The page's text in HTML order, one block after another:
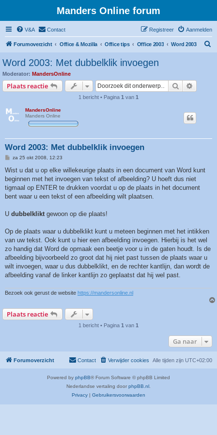
Manders Online forum
V&A Contact Aanmelden
Registreer
Forumoverzicht Office & Mozilla Office tips Office 2003 Word 2003
Word 2003: Met dubbelklik invoegen
Moderator: MandersOnline
Plaats reactie Zoek
1 bericht • Pagina 1 van 1
MandersOnline
Manders Online
Word 2003: Met dubbelklik invoegen
B
r
c
h
t
za 25 okt 2008, 12:23
Wist u dat u op elke willekeurige plaats in een document van Word kunt
beginnen met het invoegen van tekst of afbeelding? U hoeft dus niet
tigmaal op ENTER te drukken voordat u op de plaats in het document
bent waar u een tekst of een afbeelding wilt plaatsen.
U dubbelklikt gewoon op die plaats!
Op de plaats waar u dubbelklikt kunt u meteen beginnen met het intikken
van uw tekst. Ook kunt u hier een afbeelding invoegen. Hierbij is het wel
zo handig dat Word de opmaak een beetje voor u in de gaten houdt. Is de
afbeelding bijvoorbeeld zo groot dat hij niet past tussen de plaats waar u
wilt invoegen, waar u dus dubbelklikt, en de rechter kantlijn, dan wordt de
afbeelding vanaf de linker kantlijn zo geplaatst dat hij wel past.
Bezoek ook gerust de website https://mandersonline.nl
Plaats reactie
1 bericht • Pagina 1 van 1
Ga naar
Forumoverzicht Alle tijden zijn UTC+02:00
Verwijder cookies
Contact
Powered by phpBB® Forum Software © phpBB Limited
Nederlandse vertaling door phpBB.nl.
Privacy | Gebruikersvoorwaarden